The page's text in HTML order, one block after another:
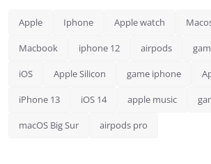
Apple Iphone Apple watch
Macbook iphone 12 airpods
iOS Apple Silicon game iphone
iPhone 13 iOS 14 apple music
macOS Big Sur airpods pro